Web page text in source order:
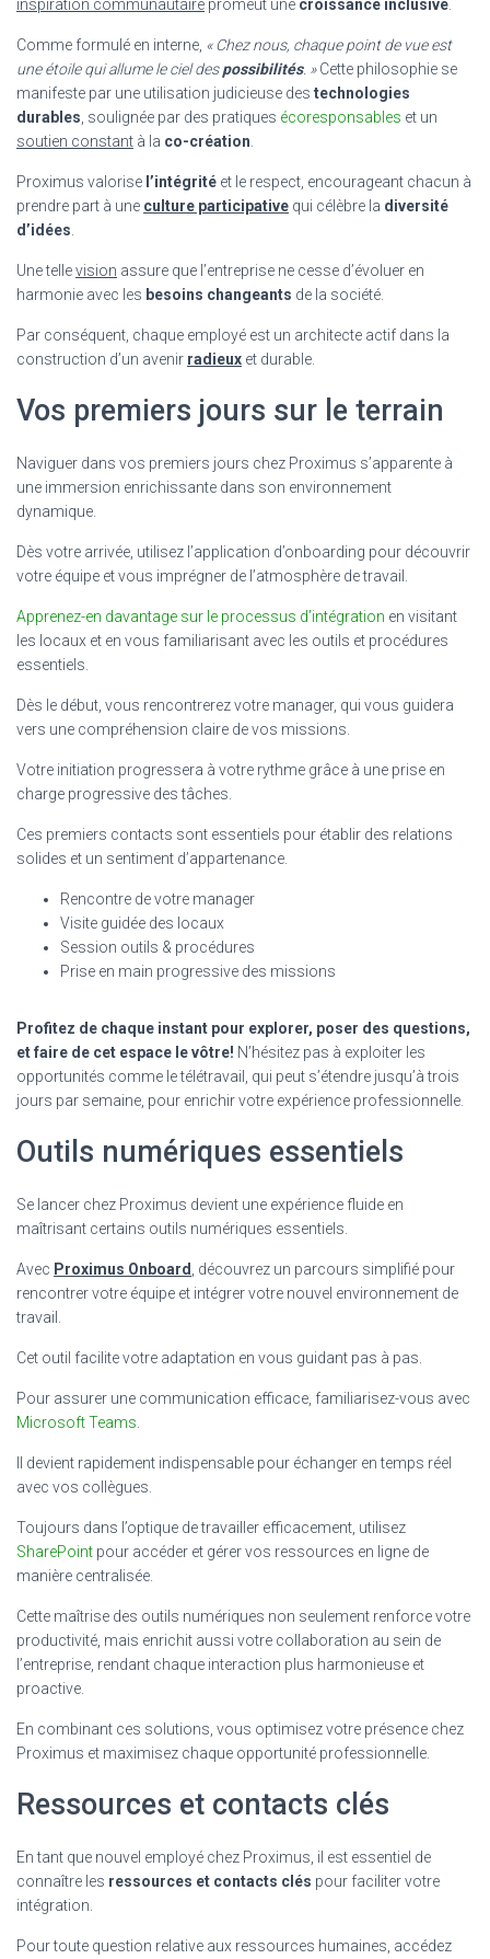
inspiration communautaire promeut une croissance inclusive
Comme formulé en interne, « Chez nous, chaque point de vue est
une étoile qui allume le ciel despossibilités. »Cette philosophie se
manifeste par une utilisation judicieuse des technologies
durables , soulignée par des pratiques écoresponsables et un
soutien constant à la co-création
Proximus valorise l’intégrité et le respect, encourageant chacun à
prendre part à une culture participative qui célèbre la diversité
d’idées
Une tellevision assure que l’entreprise ne cesse d’évoluer en
harmonie avec les besoins changeants de la société.
Par conséquent, chaque employé est un architecte actif dans la
construction d’un avenir radieux et durable.
Vos premiers jours sur le terrain
Naviguer dans vos premiers jours chez Proximus s’apparente à
une immersion enrichissante dans son environnement
dynamique.
Dès votre arrivée, utilisez l’application d’onboarding pour découvrir
votre équipe et vous imprégner de l’atmosphère de travail.
Apprenez-en davantage sur le processus d’intégration en visitant
les locaux et en vous familiarisant avec les outils et procédures
essentiels.
Dès le début, vous rencontrerez votre manager, qui vous guidera
vers une compréhension claire de vos missions.
Votre initiation progressera à votre rythme grâce à une prise en
charge progressive des tâches.
Ces premiers contacts sont essentiels pour établir des relations
solides et un sentiment d’appartenance.
Rencontre de votre manager
Visite guidée des locaux
Session outils & procédures
Prise en main progressive des missions
Profitez de chaque instant pour explorer, poser des questions,
et faire de cet espace le vôtre! N’hésitez pas à exploiter les
opportunités comme le télétravail, qui peut s’étendre jusqu’à trois
jours par semaine, pour enrichir votre expérience professionnelle.
Outils numériques essentiels
Se lancer chez Proximus devient une expérience fluide en
maîtrisant certains outils numériques essentiels.
Avec Proximus Onboard
, découvrez un parcours simplifié pour
rencontrer votre équipe et intégrer votre nouvel environnement de
travail.
Cet outil facilite votre adaptation en vous guidant pas à pas.
Pour assurer une communication efficace, familiarisez-vous avec
Microsoft Teams
Il devient rapidement indispensable pour échanger en temps réel
avec vos collègues.
Toujours dans l’optique de travailler efficacement, utilisez
SharePoint pour accéder et gérer vos ressources en ligne de
manière centralisée.
Cette maîtrise des outils numériques non seulement renforce votre
productivité, mais enrichit aussi votre collaboration au sein de
l’entreprise, rendant chaque interaction plus harmonieuse et
proactive.
En combinant ces solutions, vous optimisez votre présence chez
Proximus et maximisez chaque opportunité professionnelle.
Ressources et contacts clés
En tant que nouvel employé chez Proximus, il est essentiel de
connaître les ressources et contacts clés pour faciliter votre
intégration.
Pour toute question relative aux ressources humaines, accédez